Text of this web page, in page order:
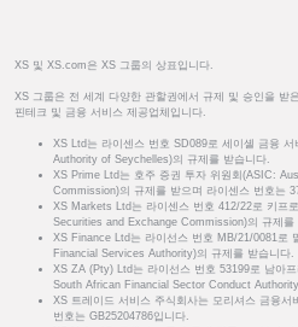
XS 및 XS.com은 XS 그룹의 상표입니다.
XS 그룹은 전 세계 다양한 관할권에서 규제 및 승인을 받
핀테크 및 금융 서비스 제공업체입니다.
XS Ltd는 라이센스 번호 SD089로 세이셸 금융
Authority of Seychelles)의 규제를 받습니다.
XS Prime Ltd는 호주 증권 투자 위원회(ASIC:
Commission)의 규제를 받으며 라이센스 번호는
XS Markets Ltd는 라이센스 번호 412/22로 키프
Securities and Exchange Commission)의 규제를
XS Finance Ltd는 라이선스 번호 MB/21/0081로
Financial Services Authority)의 규제를 받습니다.
XS ZA (Pty) Ltd는 라이선스 번호 53199로 남아
South African Financial Sector Conduct
XS 트레이드 서비스 주식회사는 모리셔스 금융
번호는 GB25204786입니다.